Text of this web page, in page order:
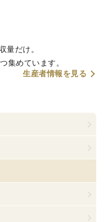
量だけ。
集めています。
生産者情報を見る